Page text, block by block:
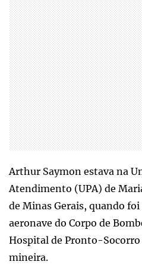
Arthur Saymon estava na
Atendimento (UPA) de
de Minas Gerais, quando
aeronave do Corpo de
Hospital de Pronto-Socorro
mineira.